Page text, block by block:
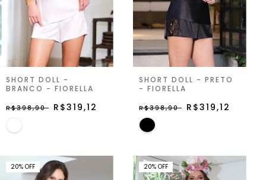
SHORT DOLL -
BRANCO - FIORELLA
R$398,90 R$319,12
SHORT DOLL - PRETO
- FIORELLA
R$398,90 R$319,12
20% OFF 20% OFF